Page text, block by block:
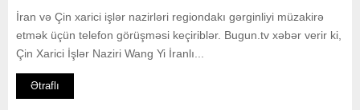
İran və Çin xarici işlər nazirləri regiondakı gərginliyi müzakirə
etmək üçün telefon görüşməsi keçiriblər. Bugun.tv xəbər verir ki,
Çin Xarici İşlər Naziri Wang Yi İranlı...
Ətraflı